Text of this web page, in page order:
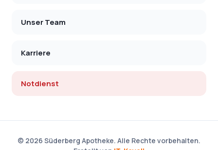
Unser Team
Karriere
Notdienst
© 2026 Süderberg Apotheke. Alle Rechte vorbehalten.